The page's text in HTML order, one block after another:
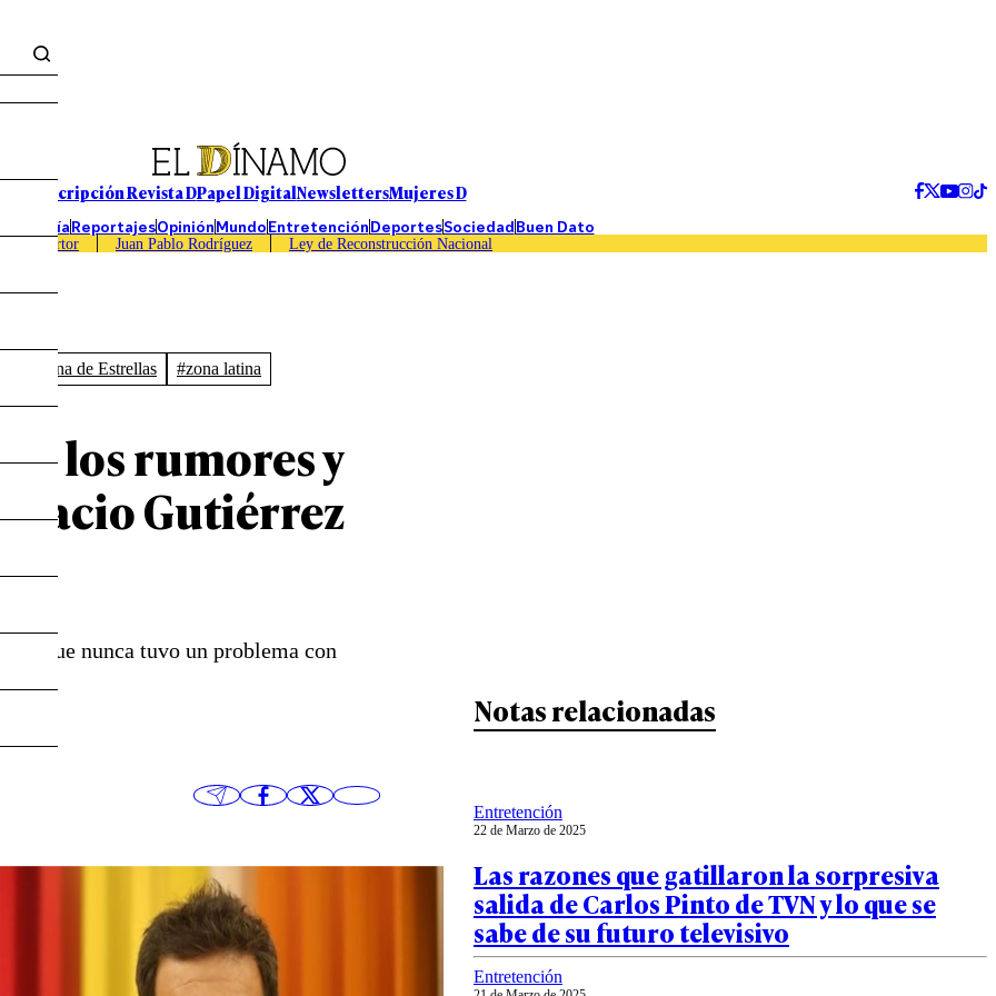
Suscripción Revista DPapel DigitalNewslettersMujeres D
EconomíaReportajesOpiniónMundoEntretenciónDeportesSociedadBuen Dato
Caso Sartor Juan Pablo Rodríguez Ley de Reconstrucción Nacional
#Zona de Estrellas #zona latina
los rumores y
Gutiérrez
que nunca tuvo un problema con
Notas relacionadas
Entretención
22 de Marzo de 2025
Las razones que gatillaron la sorpresiva
salida de Carlos Pinto de TVN y lo que se
sabe de su futuro televisivo
Entretención